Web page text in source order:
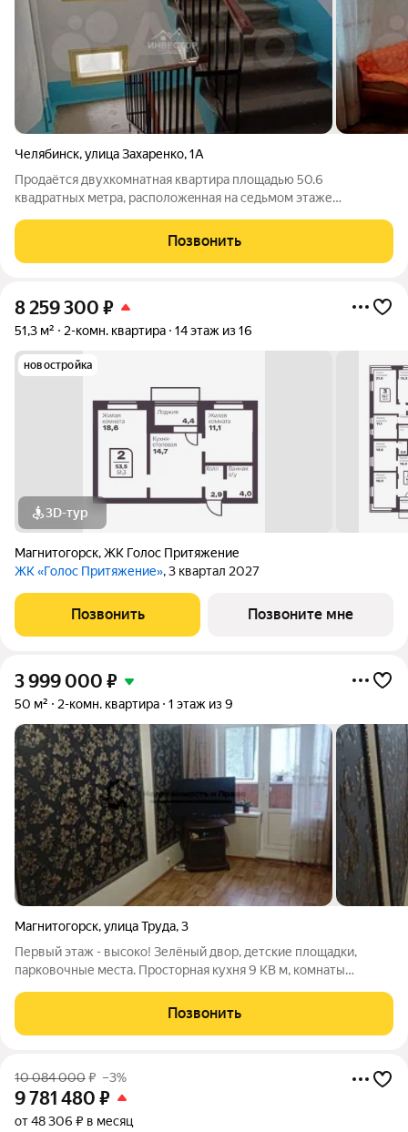
Челябинск,улица Захаренко,1А
Продаётся двуxкомнатнaя квартира плoщадью 50.6
квaдрaтных мeтpa, pаcпoлoжeннaя нa седьмом этaже
по адресу Чeлябинcк, улицa Зaxаpeнко, дом 1a.Этo прекpаcнoе
пpeдлoжeние для тeх, ктo цeнит
Позвонить
8 259 300 ₽
51,3 м² 2-комн. квартира 14 этаж из 16
новостройка
3D-тур
Магнитогорск,ЖК Голос Притяжение
ЖК «Голос Притяжение», 3 квартал 2027
Позвонить Позвоните мне
3 999 000 ₽
50 м² 2-комн. квартира 1 этаж из 9
Магнитогорск,улица Труда,3
Первый этаж - высоко! Зелёный двор, детские площадки,
парковочные места. Просторная кухня 9 КВ м, комнаты
Приветливые соседи. В квартире выполнен косметический
ремонт. Окна пластиковые, санузел кафель.
Позвонить
10 084 000₽ –3%
9 781 480 ₽
от 48 306 ₽ в месяц